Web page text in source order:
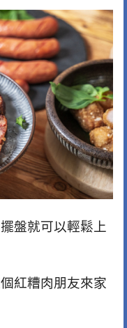
盤就可以輕鬆上
紅糟肉朋友來家